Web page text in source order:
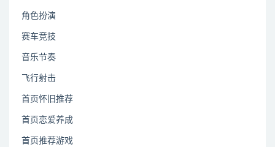
角色扮演
赛车竞技
音乐节奏
飞行射击
首页怀旧推荐
首页恋爱养成
首页推荐游戏